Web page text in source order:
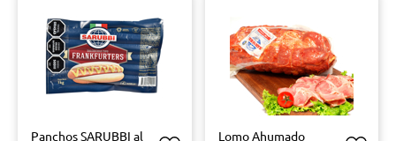
Panchos SARUBBI al
Lomo Ahumado